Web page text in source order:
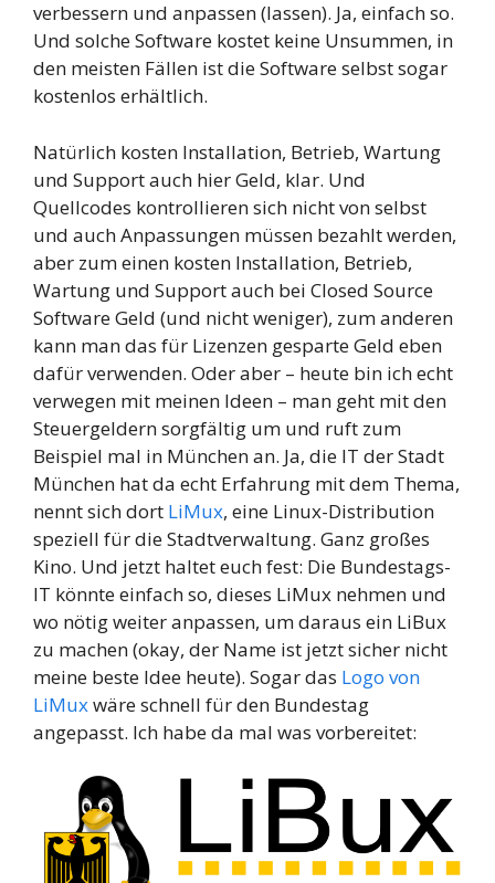
verbessern und anpassen (lassen). Ja, einfach so.
Und solche Software kostet keine Unsummen, in
den meisten Fällen ist die Software selbst sogar
kostenlos erhältlich.
Natürlich kosten Installation, Betrieb, Wartung
und Support auch hier Geld, klar. Und
Quellcodes kontrollieren sich nicht von selbst
und auch Anpassungen müssen bezahlt werden,
aber zum einen kosten Installation, Betrieb,
Wartung und Support auch bei Closed Source
Software Geld (und nicht weniger), zum anderen
kann man das für Lizenzen gesparte Geld eben
dafür verwenden. Oder aber – heute bin ich echt
verwegen mit meinen Ideen – man geht mit den
Steuergeldern sorgfältig um und ruft zum
Beispiel mal in München an. Ja, die IT der Stadt
München hat da echt Erfahrung mit dem Thema,
nennt sich dort LiMux, eine Linux-Distribution
speziell für die Stadtverwaltung. Ganz großes
Kino. Und jetzt haltet euch fest: Die Bundestags-
IT könnte einfach so, dieses LiMux nehmen und
wo nötig weiter anpassen, um daraus ein LiBux
zu machen (okay, der Name ist jetzt sicher nicht
meine beste Idee heute). Sogar das Logo von
LiMuxwäre schnell für den Bundestag
angepasst. Ich habe da mal was vorbereitet: